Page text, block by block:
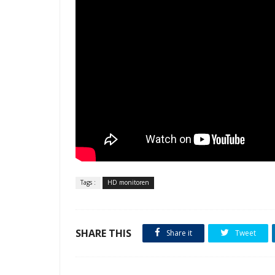
Tags : HD monitoren
SHARE THIS Share it Tweet